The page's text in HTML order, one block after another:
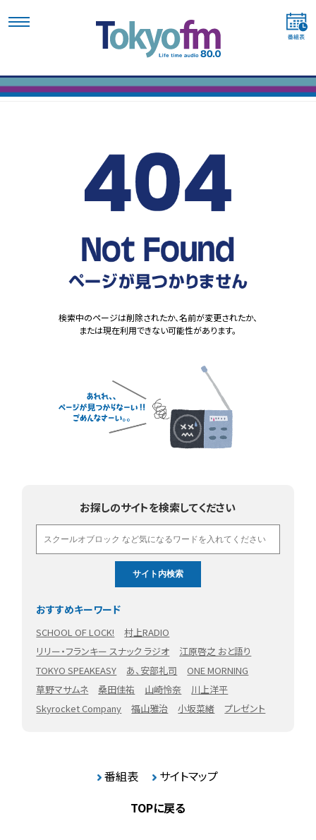
検索中のページは削除されたか、名前が変更されたか、
または現在利用できない可能性があります。
お探しのサイトを検索してください
おすすめキーワード
SCHOOL OF LOCK!
村上RADIO
リリー・フランキー スナック ラジオ
江原啓之 おと語り
TOKYO SPEAKEASY
あ、安部礼司
ONE MORNING
草野マサムネ
桑田佳祐 山崎怜奈
川上洋平
Skyrocket Company
福山雅治 小坂菜緒 プレゼント
番組表
サイトマップ
TOPに戻る